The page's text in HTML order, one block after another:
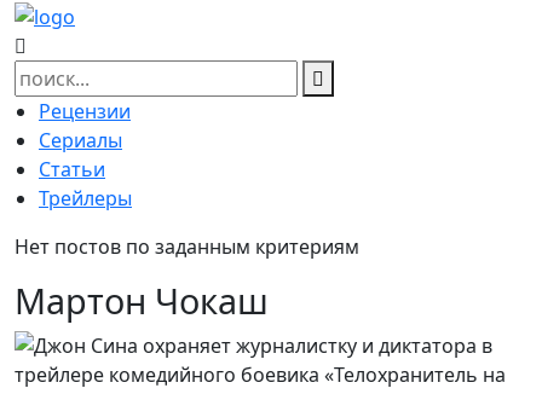
Skip
to
content
Найти:
Рецензии
Сериалы
Статьи
Трейлеры
Нет постов по заданным критериям
Мартон Чокаш